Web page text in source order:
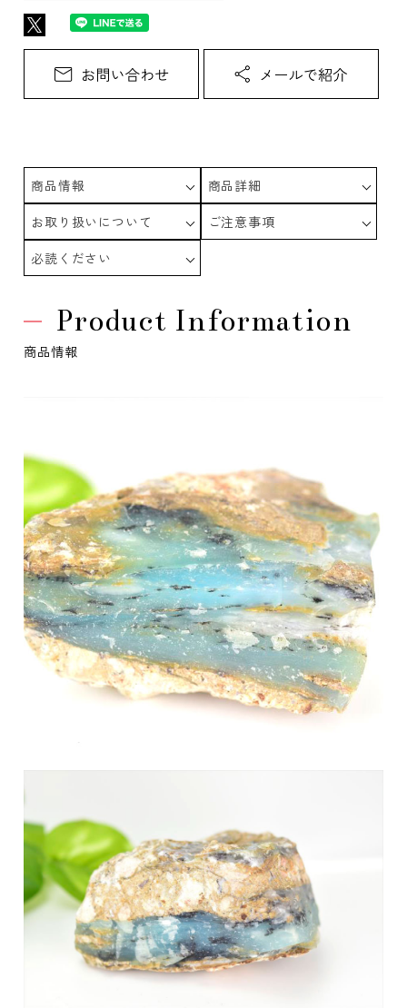
商品情報
商品詳細
お取り扱いについて
ご注意事項
必読ください
Product Information
商品情報